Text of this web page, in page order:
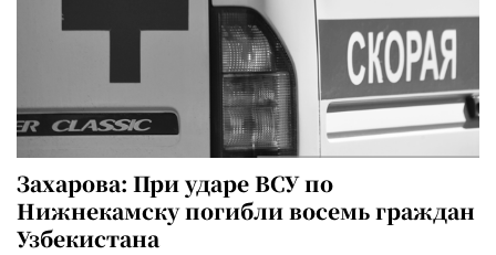
Захарова: При ударе ВСУ по
Нижнекамску погибли восемь граждан
Узбекистана